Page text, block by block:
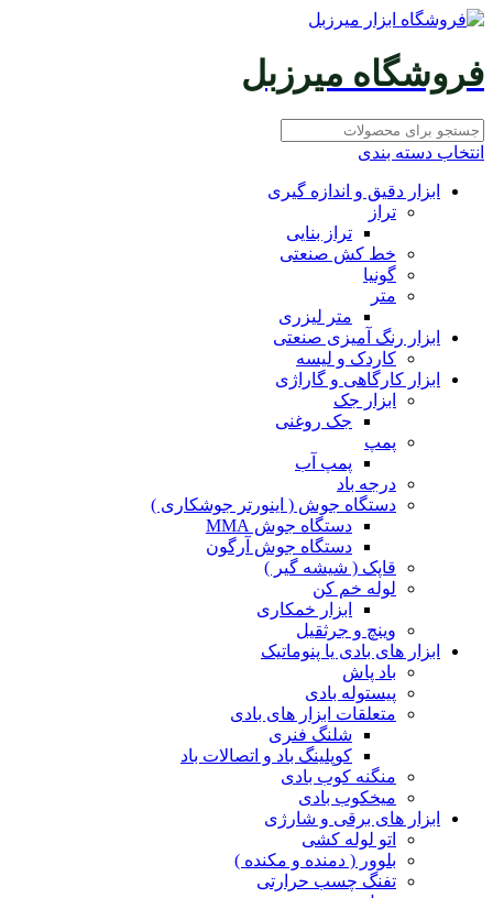
فروشگاه میرزبل
انتخاب دسته بندی
ابزار دقیق و اندازه گیری
تراز
تراز بنایی
خط کش صنعتی
گونیا
متر
متر لیزری
ابزار رنگ آمیزی صنعتی
کاردک و لیسه
ابزار کارگاهی و گاراژی
ابزار جک
جک روغنی
پمپ
پمپ آب
درجه باد
دستگاه جوش ( اینورتر جوشکاری )
دستگاه جوش MMA
دستگاه جوش آرگون
قاپک ( شیشه گیر )
لوله خم کن
ابزار خمکاری
وینچ و جرثقیل
ابزار های بادی یا پنوماتیک
باد پاش
پیستوله بادی
متعلقات ابزار های بادی
شلنگ فنری
کوپلینگ باد و اتصالات باد
منگنه کوب بادی
میخکوب بادی
ابزار های برقی و شارژی
اتو لوله کشی
بلوور ( دمنده و مکنده )
تفنگ چسب حرارتی